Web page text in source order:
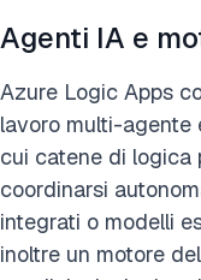
Agenti IA e
Azure Logic Apps
lavoro multi-agente
cui catene di logica
coordinarsi
integrati o modelli
inoltre un motore